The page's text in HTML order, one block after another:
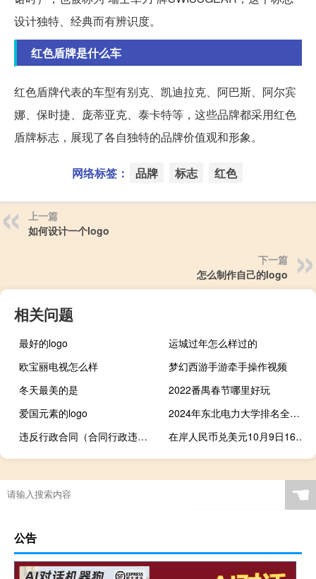
设计独特、经典而有辨识度。
红色盾牌是什么车
红色盾牌代表的车型有别克、凯迪拉克、阿巴斯、阿尔宾
娜、保时捷、庞蒂亚克、泰卡特等，这些品牌都采用红色
盾牌标志，展现了各自独特的品牌价值观和形象。
网络标签： 品牌 标志 红色
上一篇
如何设计一个logo
下一篇
怎么制作自己的logo
相关问题
最好的logo
运城过年怎么样过的
欧宝丽电视怎么样
梦幻西游手游牵手操作视频
冬天最美的是
2022番禺春节哪里好玩
爱国元素的logo
2024年东北电力大学排名全国多少
违反行政合同（合同行政违法行为）
在岸人民币兑美元10月9日16:30收盘报7.2922较上一交易日上涨80点
☚
公告